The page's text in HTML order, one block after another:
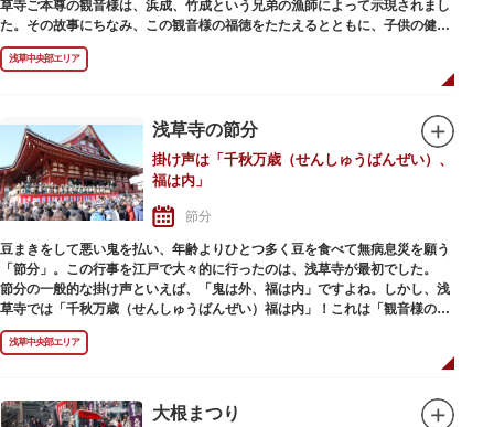
草寺ご本尊の観音様は、浜成、竹成という兄弟の漁師によって示現されまし
た。その故事にちなみ、この観音様の福徳をたたえるとともに、子供の健や
かな成長を祈って行われます。
浅草中央部エリア
浅草寺の節分
掛け声は「千秋万歳（せんしゅうばんぜい）、
福は内」
節分
豆まきをして悪い鬼を払い、年齢よりひとつ多く豆を食べて無病息災を願う
「節分」。この行事を江戸で大々的に行ったのは、浅草寺が最初でした。
節分の一般的な掛け声といえば、「鬼は外、福は内」ですよね。しかし、浅
草寺では「千秋万歳（せんしゅうばんぜい）福は内」！これは「観音様の前
に鬼はいない」ことに由来します。
節分会では、本堂や本堂東側の舞台で年男たちが豆まきを行います。福豆は
と、毎年多くの観光客が訪れる行事です。
浅草中央部エリア
大根まつり